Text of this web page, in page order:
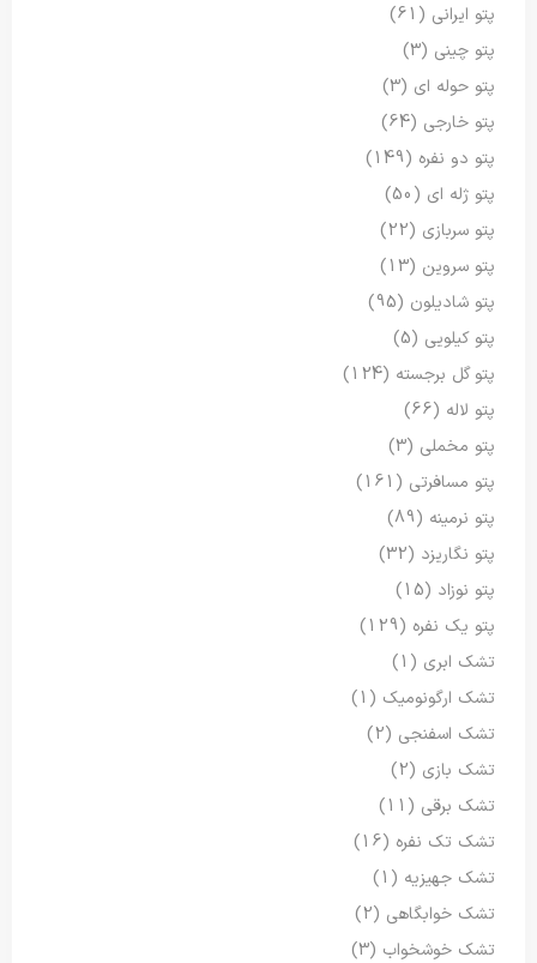
پتو ایرانی (61)
پتو چینی (3)
پتو حوله ای (3)
پتو خارجی (64)
پتو دو نفره (149)
پتو ژله ای (50)
پتو سربازی (22)
پتو سروین (13)
پتو شادیلون (95)
پتو کیلویی (5)
پتو گل برجسته (124)
پتو لاله (66)
پتو مخملی (3)
پتو مسافرتی (161)
پتو نرمینه (89)
پتو نگاریزد (32)
پتو نوزاد (15)
پتو یک نفره (129)
تشک ابری (1)
تشک ارگونومیک (1)
تشک اسفنجی (2)
تشک بازی (2)
تشک برقی (11)
تشک تک نفره (16)
تشک جهیزیه (1)
تشک خوابگاهی (2)
تشک خوشخواب (3)